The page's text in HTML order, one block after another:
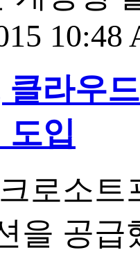
10:48
클라우
입
로소트
을 공급